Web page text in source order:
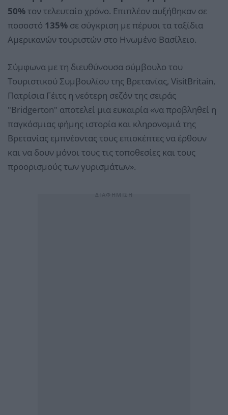
50%τον τελευταίο χρόνο. Επιπλέον αυξήθηκαν σε
ποσοστό 135% σε σύγκριση με πέρυσι τα ταξίδια
Αμερικανών τουριστών στο Ηνωμένο Βασίλειο.
Σύμφωνα με τη διευθύνουσα σύμβουλο του
Τουριστικού Συμβουλίου της Βρετανίας, VisitBritain,
Πατρίσια Γέιτς η νεότερη σεζόν της σειράς
"Bridgerton" αποτελεί μια ευκαιρία «να προβληθεί η
παγκόσμιας φήμης ιστορία και κληρονομιά της
Βρετανίας εμπνέοντας τους επισκέπτες να έρθουν
και να δουν μόνοι τους τις τοποθεσίες και τους
προορισμούς των γυρισμάτων».